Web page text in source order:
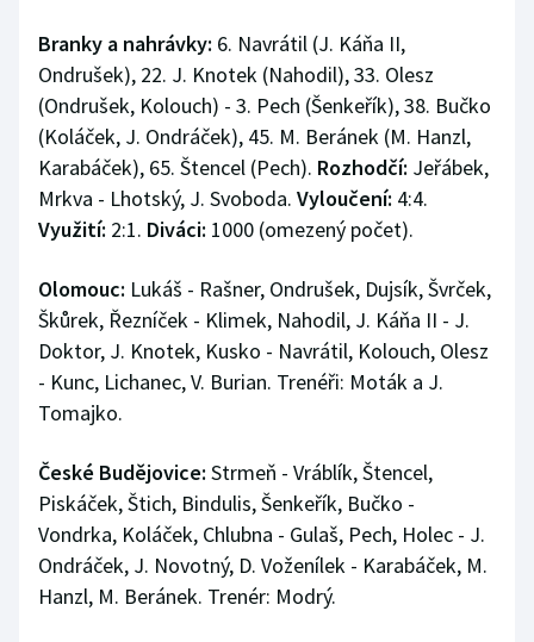
Branky a nahrávky: 6. Navrátil (J. Káňa II,
Ondrušek), 22. J. Knotek (Nahodil), 33. Olesz
(Ondrušek, Kolouch) - 3. Pech (Šenkeřík), 38. Bučko
(Koláček, J. Ondráček), 45. M. Beránek (M. Hanzl,
Karabáček), 65. Štencel (Pech). Rozhodčí: Jeřábek,
Mrkva - Lhotský, J. Svoboda. Vyloučení: 4:4.
Využití: 2:1. Diváci: 1000 (omezený počet).
Olomouc: Lukáš - Rašner, Ondrušek, Dujsík, Švrček,
Škůrek, Řezníček - Klimek, Nahodil, J. Káňa II - J.
Doktor, J. Knotek, Kusko - Navrátil, Kolouch, Olesz
- Kunc, Lichanec, V. Burian. Trenéři: Moták a J.
Tomajko.
České Budějovice: Strmeň - Vráblík, Štencel,
Piskáček, Štich, Bindulis, Šenkeřík, Bučko -
Vondrka, Koláček, Chlubna - Gulaš, Pech, Holec - J.
Ondráček, J. Novotný, D. Voženílek - Karabáček, M.
Hanzl, M. Beránek. Trenér: Modrý.